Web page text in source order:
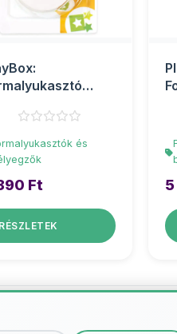
és
Ft
RÉSZLETEK
és bélyegzők